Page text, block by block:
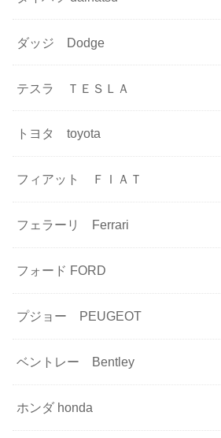
ダッジ Dodge
テスラ ＴＥＳＬＡ
トヨタ toyota
フィアット ＦＩＡＴ
フェラーリ Ferrari
フォード FORD
プジョー PEUGEOT
ベントレー Bentley
ホンダ honda